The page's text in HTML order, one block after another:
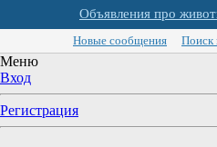
Объявления про
Новые сообщения Поиск
Меню
Вход
Регистрация